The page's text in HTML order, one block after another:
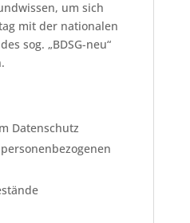
um sich
mit der nationalen
sog. „BDSG-neu“
Datenschutz